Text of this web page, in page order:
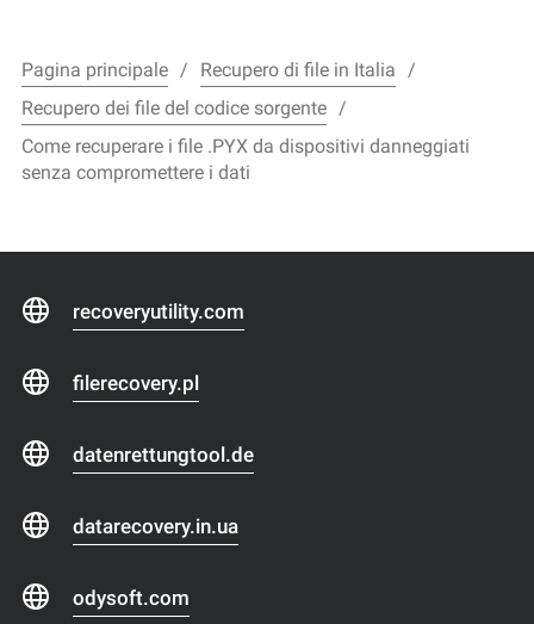
Pagina principale
Recupero di file in Italia
Recupero dei file del codice sorgente
Come recuperare i file .PYX da dispositivi danneggiati
senza compromettere i dati
recoveryutility.com
filerecovery.pl
datenrettungtool.de
datarecovery.in.ua
odysoft.com